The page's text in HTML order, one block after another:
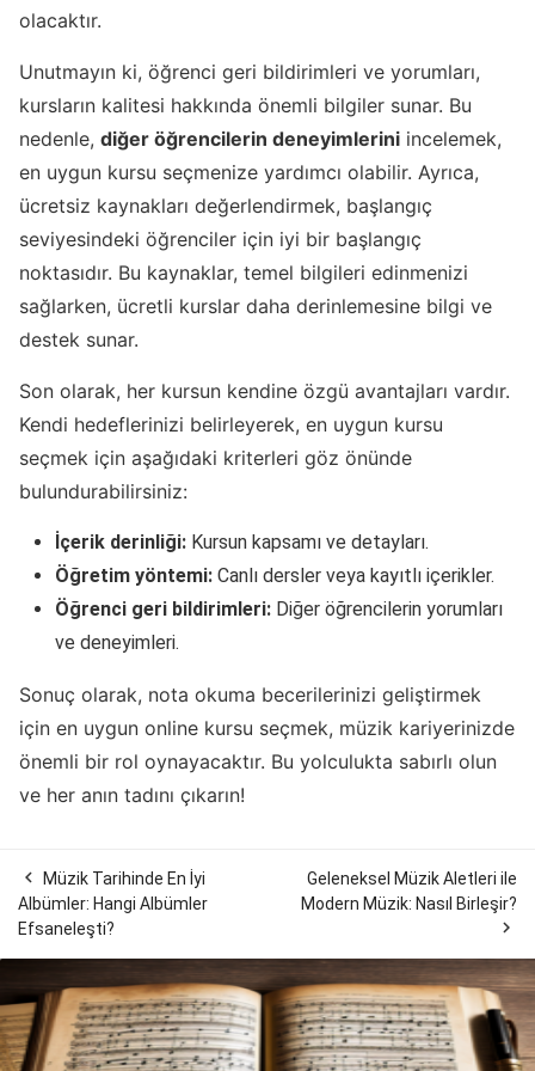
olacaktır.
Unutmayın ki, öğrenci geri bildirimleri ve yorumları,
kursların kalitesi hakkında önemli bilgiler sunar. Bu
nedenle, diğer öğrencilerin deneyimlerini incelemek,
en uygun kursu seçmenize yardımcı olabilir. Ayrıca,
ücretsiz kaynakları değerlendirmek, başlangıç
seviyesindeki öğrenciler için iyi bir başlangıç
noktasıdır. Bu kaynaklar, temel bilgileri edinmenizi
sağlarken, ücretli kurslar daha derinlemesine bilgi ve
destek sunar.
Son olarak, her kursun kendine özgü avantajları vardır.
Kendi hedeflerinizi belirleyerek, en uygun kursu
seçmek için aşağıdaki kriterleri göz önünde
bulundurabilirsiniz:
İçerik derinliği: Kursun kapsamı ve detayları.
Öğretim yöntemi: Canlı dersler veya kayıtlı içerikler.
Öğrenci geri bildirimleri: Diğer öğrencilerin yorumları
ve deneyimleri.
Sonuç olarak, nota okuma becerilerinizi geliştirmek
için en uygun online kursu seçmek, müzik kariyerinizde
önemli bir rol oynayacaktır. Bu yolculukta sabırlı olun
ve her anın tadını çıkarın!

Müzik Tarihinde En İyi
Albümler: Hangi Albümler
Efsaneleşti?
Geleneksel Müzik Aletleri ile
Modern Müzik: Nasıl Birleşir?
